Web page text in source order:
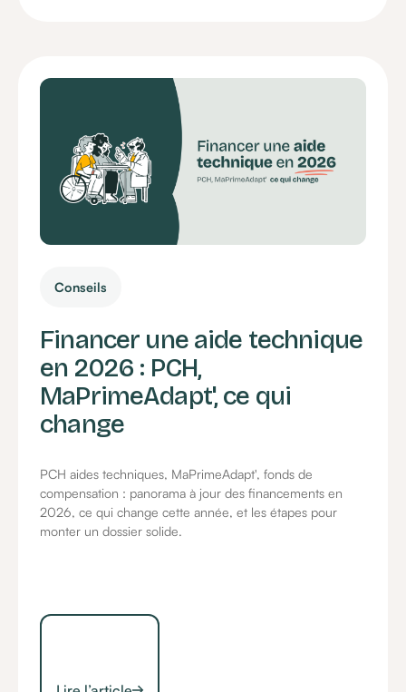
Conseils
Financer une aide technique
en 2026 : PCH,
MaPrimeAdapt', ce qui
change
PCH aides techniques, MaPrimeAdapt', fonds de
compensation : panorama à jour des financements en
2026, ce qui change cette année, et les étapes pour
monter un dossier solide.